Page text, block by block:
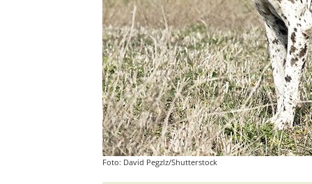
Foto: David Pegzlz/Shutterstock